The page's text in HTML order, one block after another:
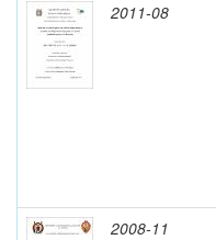
2011-08
2008-11